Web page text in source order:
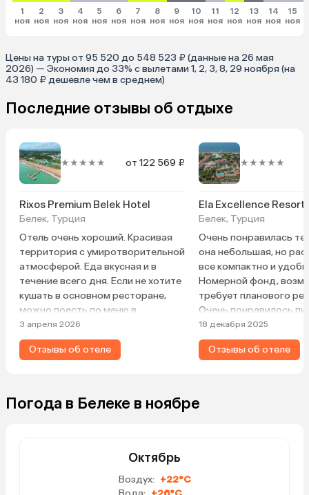
1
ноя
2
ноя
3
ноя
4
ноя
5
ноя
6
ноя
7
ноя
8
ноя
9
ноя
10
ноя
11
ноя
12
ноя
13
ноя
14
ноя
15
ноя
Цены на туры от 95 520 до 548 523 ₽ (данные на 26 мая
2026) — Экономия до 33% с вылетами 1, 2, 3, 8, 29 ноября (на
43 180 ₽ дешевле чем в среднем)
Последние отзывы об отдыхе
★★★★★ от 122 569 ₽
Rixos Premium Belek Hotel
Белек, Турция
Отель очень хороший. Красивая
территория с умиротворительной
атмосферой. Еда вкусная и в
течение всего дня. Если не хотите
кушать в основном ресторане,
можно поесть по меню в
ресторане People’s, он принимает
гостей в течение всего дня. Из а-
ля карт ресторанов хочу
а-ля карт. Турецкий ресторан не
стал бы рекомендовать, заказали
от отдыха это никак не
занимались каким-нибудь видом
3 апреля 2026
Отзывы об отеле
★★★★★
Ela Excellence Resort
Белек, Турция
Очень понравилась
она небольшая, но
все компактно и
Номерной фонд,
требует планового
Очень понравилось
вкусно и
Официанты вполне
задачей, задержек в
18 декабря 2025
Отзывы об отеле
Погода в Белеке в ноябре
Октябрь
Воздух: +22°C